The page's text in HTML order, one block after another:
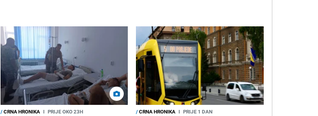
/CRNA HRONIKA I PRIJE OKO 23H /CRNA HRONIKA I PRIJE 1 DAN